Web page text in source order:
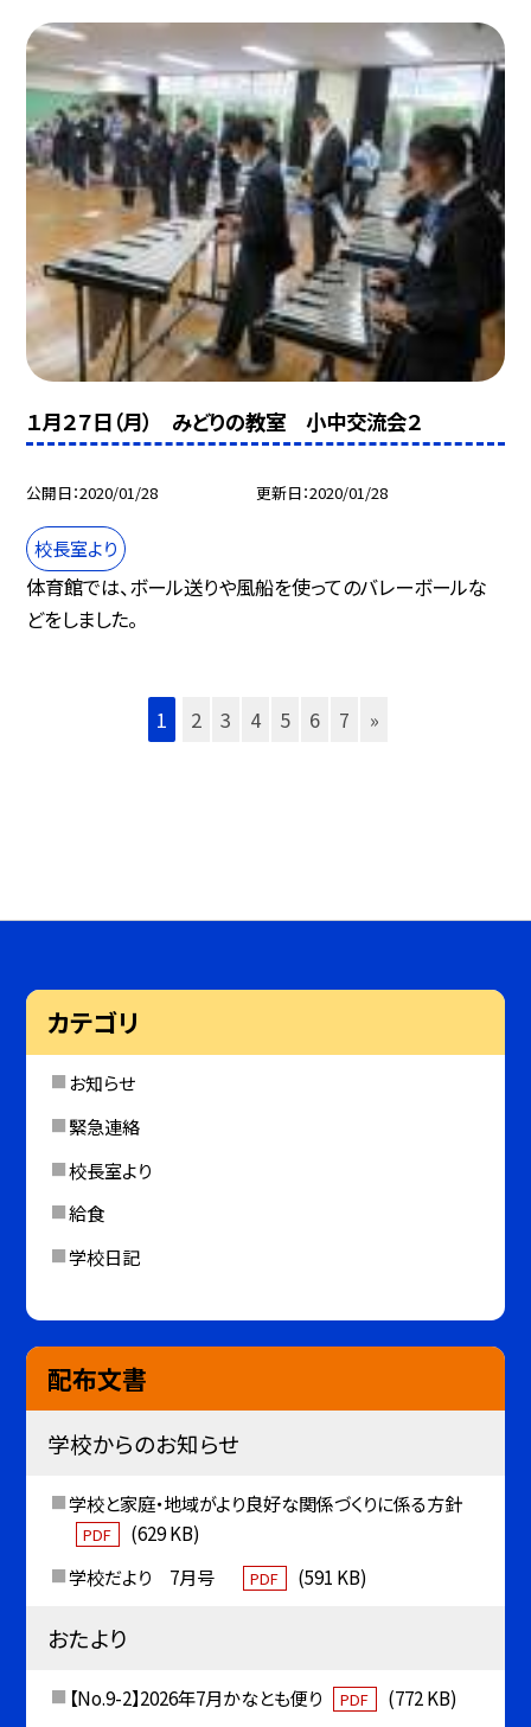
１月２７日（月） みどりの教室 小中交流会２
公開日 2020/01/28 更新日 2020/01/28
校長室より
体育館では、ボール送りや風船を使ってのバレーボールな
どをしました。
1 2 3 4 5 6 7 »
カテゴリ
お知らせ
緊急連絡
校長室より
給食
学校日記
配布文書
学校からのお知らせ
学校と家庭・地域がより良好な関係づくりに係る方針
PDF
(629 KB)
学校だより 7月号
PDF (591 KB)
おたより
【No.9-2】2026年7月かなとも便り PDF
(772 KB)